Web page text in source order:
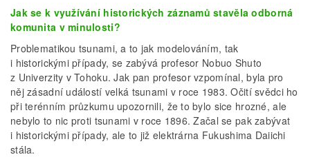
Jak se k využívání historických záznamů stavěla odborná
komunita v minulosti?
Problematikou tsunami, a to jak modelováním, tak
i historickými případy, se zabývá profesor Nobuo Shuto
z Univerzity v Tohoku. Jak pan profesor vzpomínal, byla pro
něj zásadní událostí velká tsunami v roce 1983. Očití svědci ho
při terénním průzkumu upozornili, že to bylo sice hrozné, ale
nebylo to nic proti tsunami v roce 1896. Začal se pak zabývat
i historickými případy, ale to již elektrárna Fukushima Daiichi
stála.